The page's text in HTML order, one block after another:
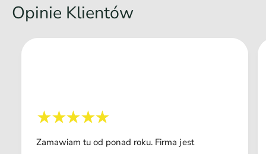
Opinie Klientów
Zamawiam tu od ponad roku. Firma jest